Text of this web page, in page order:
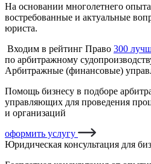
На основании многолетнего
востребованные и актуальные
юриста.
Входим в рейтинг Право 300
по арбитражному
Арбитражные (финансовые)
Помощь бизнесу в подборе
управляющих для проведения
и организаций
оформить услугу
Юридическая консультация для